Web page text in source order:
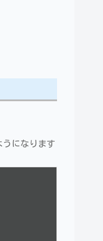
うになります